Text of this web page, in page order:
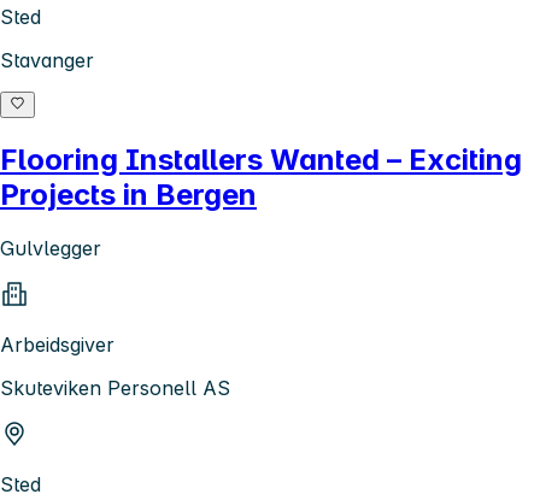
Sted
Stavanger
Flooring Installers Wanted – Exciting
Projects in Bergen
Gulvlegger
Arbeidsgiver
Skuteviken Personell AS
Sted